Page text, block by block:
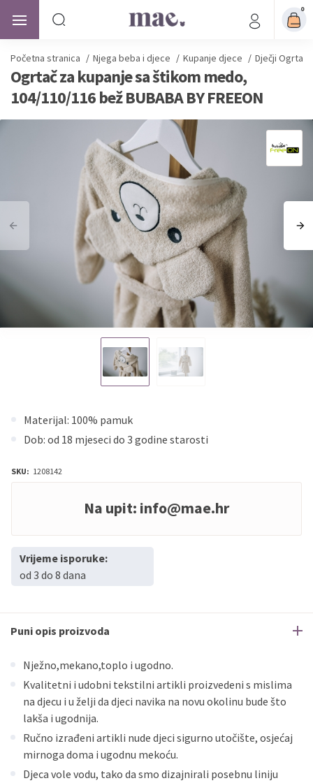
0
Početna stranica / Njega beba i djece / Kupanje djece / Dječji Ogrtači
Ogrtač za kupanje sa štikom medo,
104/110/116 bež BUBABA BY FREEON
Materijal: 100% pamuk
Dob: od 18 mjeseci do 3 godine starosti
SKU: 1208142
Na upit: info@mae.hr
Vrijeme isporuke:
od 3 do 8 dana
Puni opis proizvoda
Nježno,mekano,toplo i ugodno.
Kvalitetni i udobni tekstilni artikli proizvedeni s mislima
na djecu i u želji da djeci navika na novu okolinu bude što
lakša i ugodnija.
Ručno izrađeni artikli nude djeci sigurno utočište, osjećaj
mirnoga doma i ugodnu mekoću.
Djeca vole vodu, tako da smo dizajnirali posebnu liniju